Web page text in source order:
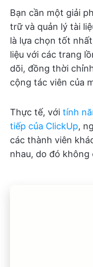
Bạn cần một giải
trữ và quản lý tài
là lựa chọn tốt
liệu với các trang
dõi, đồng thời
cộng tác viên của
Thực tế, với tính
tiếp của ClickUp,
các thành viên
nhau, do đó